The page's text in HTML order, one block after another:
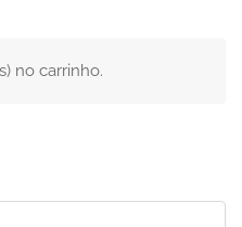
no carrinho.